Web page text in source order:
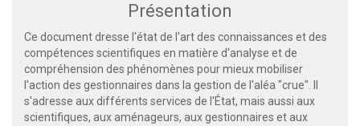
Présentation
Ce document dresse l'état de l'art des connaissances et des
compétences scientifiques en matière d'analyse et de
compréhension des phénomènes pour mieux mobiliser
l'action des gestionnaires dans la gestion de l'aléa "crue". Il
s'adresse aux différents services de l'État, mais aussi aux
scientifiques, aux aménageurs, aux gestionnaires et aux